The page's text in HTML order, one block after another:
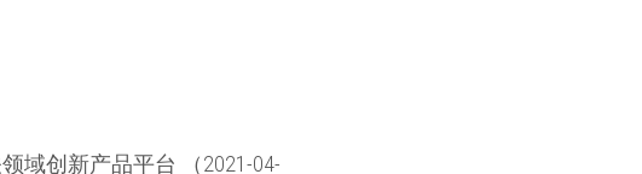
域创新产品平台 （2021-04-